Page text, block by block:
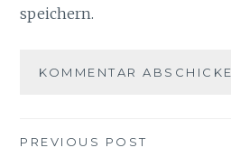
speichern.
Beitragsnavigation
PREVIOUS POST